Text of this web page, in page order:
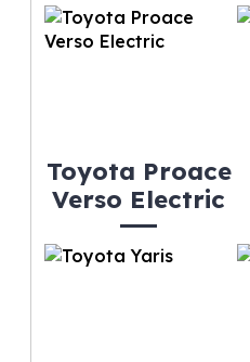
Toyota Proace
Verso Electric